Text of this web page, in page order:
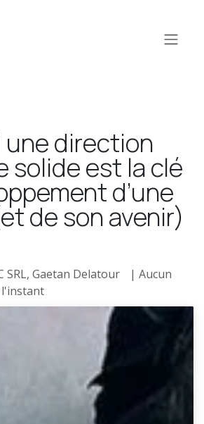
une direction
solide est la clé
d’une
de son avenir)
SRL, Gaetan Delatour
| Aucun